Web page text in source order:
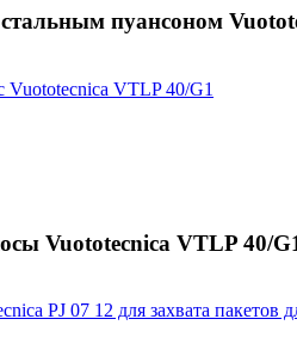
пуансоном
Vuototecnica VTLP 40/